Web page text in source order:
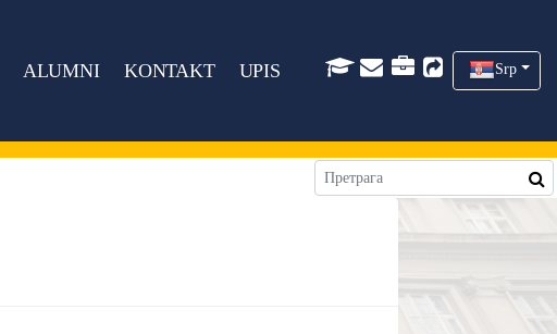
ALUMNI KONTAKT UPIS Srp